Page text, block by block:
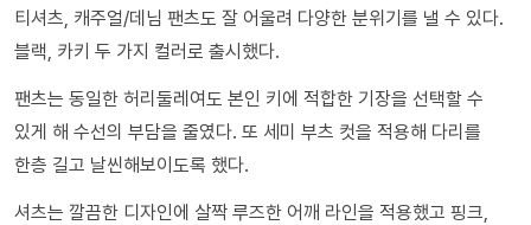
티셔츠, 캐주얼/데님 팬츠도 잘 어울려 다양한 분위기를 낼 수 있다.
블랙, 카키 두 가지 컬러로 출시했다.
팬츠는 동일한 허리둘레여도 본인 키에 적합한 기장을 선택할 수
있게 해 수선의 부담을 줄였다. 또 세미 부츠 컷을 적용해 다리를
한층 길고 날씬해보이도록 했다.
셔츠는 깔끔한 디자인에 살짝 루즈한 어깨 라인을 적용했고 핑크,